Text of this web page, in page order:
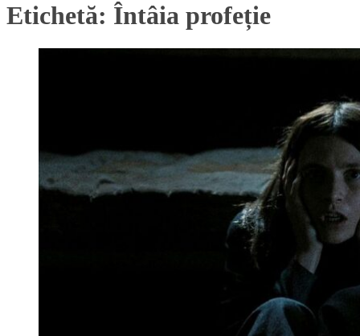
Etichetă: Întâia profeție